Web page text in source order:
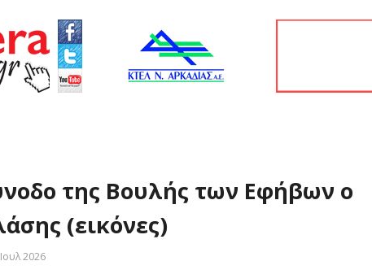
της Βουλής των Εφήβων ο
(εικόνες)
2026